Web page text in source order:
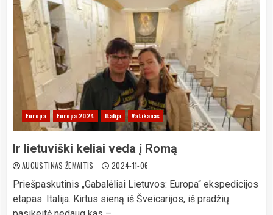
Europa Europa 2024 Italija Vatikanas
Ir lietuviški keliai veda į Romą
AUGUSTINAS ŽEMAITIS 2024-11-06
Priešpaskutinis „Gabalėliai Lietuvos: Europa“ ekspedicijos
etapas. Italija. Kirtus sieną iš Šveicarijos, iš pradžių